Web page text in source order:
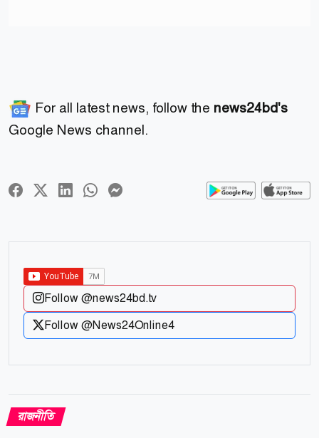
For all latest news, follow the news24bd's
Google News channel.
Follow @news24bd.tv
Follow @News24Online4
রাজনীতি